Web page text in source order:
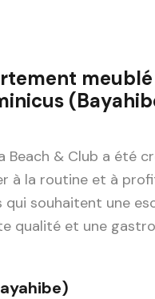
Beach & Club a été
à la routine et à
souhaitent une
qualité et une